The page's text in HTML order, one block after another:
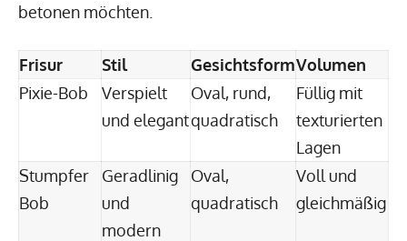
betonen möchten.
Frisur Stil GesichtsformVolumen
Pixie-Bob
Verspielt
und elegant
Oval, rund,
quadratisch
Füllig mit
texturierten
Lagen
Stumpfer
Bob
Geradlinig
und
modern
Oval,
quadratisch
Voll und
gleichmäßig